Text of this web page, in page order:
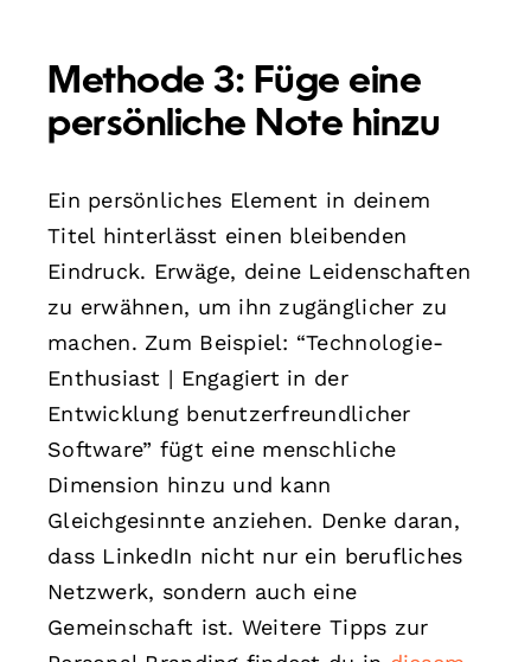
Methode 3: Füge eine
persönliche Note hinzu
Ein persönliches Element in deinem
Titel hinterlässt einen bleibenden
Eindruck. Erwäge, deine Leidenschaften
zu erwähnen, um ihn zugänglicher zu
machen. Zum Beispiel: “Technologie-
Enthusiast | Engagiert in der
Entwicklung benutzerfreundlicher
Software” fügt eine menschliche
Dimension hinzu und kann
Gleichgesinnte anziehen. Denke daran,
dass LinkedIn nicht nur ein berufliches
Netzwerk, sondern auch eine
Gemeinschaft ist. Weitere Tipps zur